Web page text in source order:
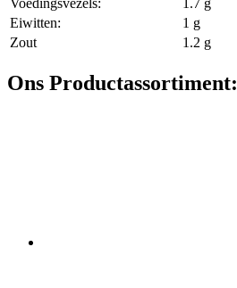
Voedingsvezels:
1.7 g
Eiwitten:
1 g
Zout
1.2 g
Ons Productassortiment: